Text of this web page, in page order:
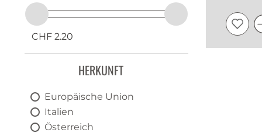
CHF 2.20
HERKUNFT
Europäische Union
Italien
Österreich